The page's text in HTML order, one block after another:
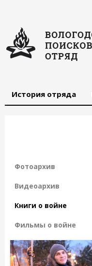
История отряда
Фотоархив
Видеоархив
Книги о войне
Фильмы о войне